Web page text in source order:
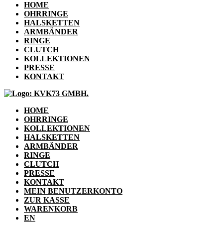
HOME
OHRRINGE
HALSKETTEN
ARMBÄNDER
RINGE
CLUTCH
KOLLEKTIONEN
PRESSE
KONTAKT
HOME
OHRRINGE
KOLLEKTIONEN
HALSKETTEN
ARMBÄNDER
RINGE
CLUTCH
PRESSE
KONTAKT
MEIN BENUTZERKONTO
ZUR KASSE
WARENKORB
EN